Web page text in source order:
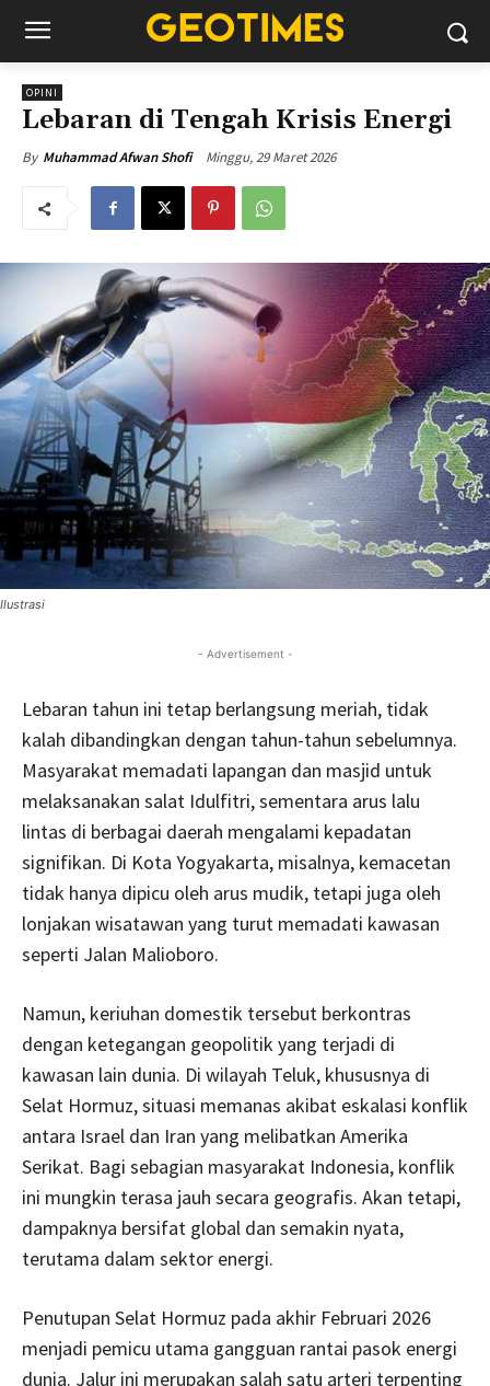
OPINI
Lebaran di Tengah Krisis Energi
By Muhammad Afwan Shofi Minggu, 29 Maret 2026
Ilustrasi
- Advertisement -
Lebaran tahun ini tetap berlangsung meriah, tidak
kalah dibandingkan dengan tahun-tahun sebelumnya.
Masyarakat memadati lapangan dan masjid untuk
melaksanakan salat Idulfitri, sementara arus lalu
lintas di berbagai daerah mengalami kepadatan
signifikan. Di Kota Yogyakarta, misalnya, kemacetan
tidak hanya dipicu oleh arus mudik, tetapi juga oleh
lonjakan wisatawan yang turut memadati kawasan
seperti Jalan Malioboro.
Namun, keriuhan domestik tersebut berkontras
dengan ketegangan geopolitik yang terjadi di
kawasan lain dunia. Di wilayah Teluk, khususnya di
Selat Hormuz, situasi memanas akibat eskalasi konflik
antara Israel dan Iran yang melibatkan Amerika
Serikat. Bagi sebagian masyarakat Indonesia, konflik
ini mungkin terasa jauh secara geografis. Akan tetapi,
dampaknya bersifat global dan semakin nyata,
terutama dalam sektor energi.
Penutupan Selat Hormuz pada akhir Februari 2026
menjadi pemicu utama gangguan rantai pasok energi
dunia. Jalur ini merupakan salah satu arteri terpenting